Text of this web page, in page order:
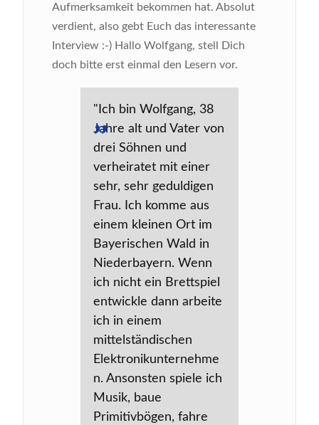
Aufmerksamkeit bekommen hat. Absolut
verdient, also gebt Euch das interessante
Interview :-) Hallo Wolfgang, stell Dich
doch bitte erst einmal den Lesern vor.
"Ich bin Wolfgang, 38
Jahre alt und Vater von
drei Söhnen und
verheiratet mit einer
sehr, sehr geduldigen
Frau. Ich komme aus
einem kleinen Ort im
Bayerischen Wald in
Niederbayern. Wenn
ich nicht ein Brettspiel
entwickle dann arbeite
ich in einem
mittelständischen
Elektronikunternehme
n. Ansonsten spiele ich
Musik, baue
Primitivbögen, fahre